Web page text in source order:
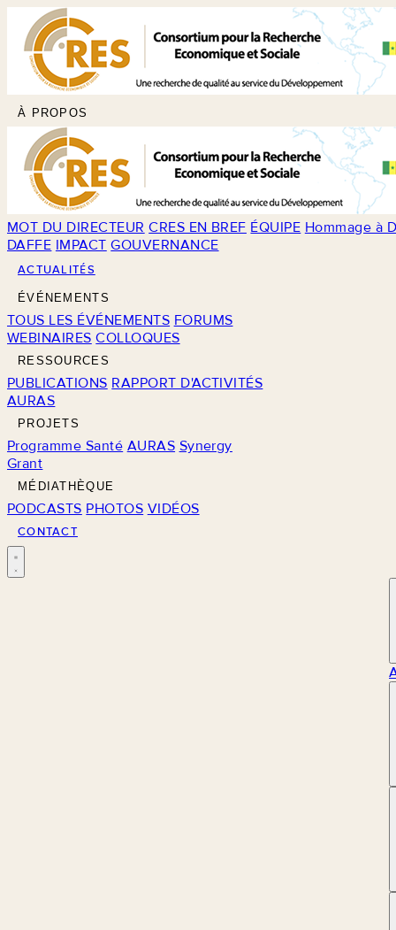
À PROPOS
MOT DU DIRECTEUR CRES EN BREF ÉQUIPE Hommage à
DAFFE IMPACT GOUVERNANCE
ACTUALITÉS
ÉVÉNEMENTS
TOUS LES ÉVÉNEMENTS FORUMS
WEBINAIRES COLLOQUES
RESSOURCES
PUBLICATIONS RAPPORT D'ACTIVITÉS
AURAS
PROJETS
Programme Santé AURAS Synergy
Grant
MÉDIATHÈQUE
PODCASTS PHOTOS VIDÉOS
CONTACT